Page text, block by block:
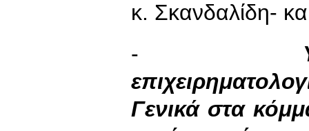
κ. Σκανδαλίδη-
-
Γενικά στα